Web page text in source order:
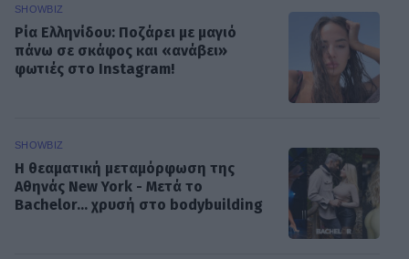
SHOWBIZ
Ρία Ελληνίδου: Ποζάρει με μαγιό
πάνω σε σκάφος και «ανάβει»
φωτιές στο Instagram!
SHOWBIZ
Η θεαματική μεταμόρφωση της
Αθηνάς New York - Μετά το
Bachelor... χρυσή στο bodybuilding